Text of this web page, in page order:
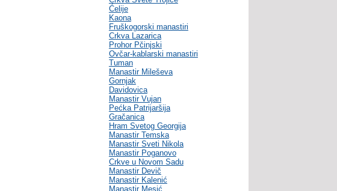
Ćelije
Kaona
Fruškogorski manastiri
Crkva Lazarica
Prohor Pčinjski
Ovčar-kablarski manastiri
Tuman
Manastir Mileševa
Gornjak
Davidovica
Manastir Vujan
Pećka Patrijaršija
Gračanica
Hram Svetog Georgija
Manastir Temska
Manastir Sveti Nikola
Manastir Poganovo
Crkve u Novom Sadu
Manastir Devič
Manastir Kalenić
Manastir Mesić